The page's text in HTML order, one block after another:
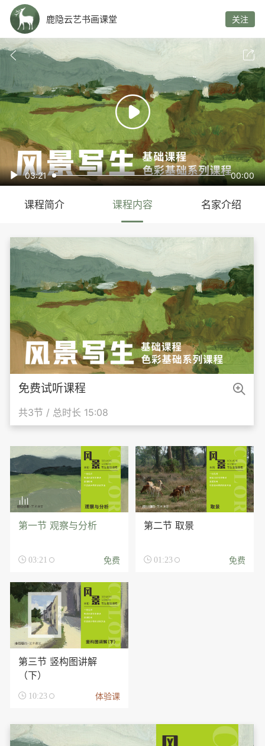
鹿隐云艺书画课堂 关注

 03:21 00:00
 
课程简介 课程内容 名家介绍
免费试听课程
共3节 / 总时长 15:08


第一节 观察与分析
 03:21 免费
第二节 取景
 01:23 免费
第三节 竖构图讲解
（下）
 10:23 体验课